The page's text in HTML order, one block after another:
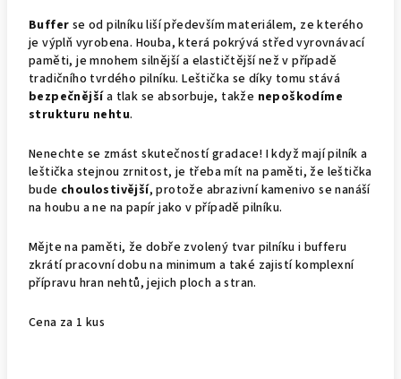
Buffer se od pilníku liší především materiálem, ze kterého
je výplň vyrobena. Houba, která pokrývá střed vyrovnávací
paměti, je mnohem silnější a elastičtější než v případě
tradičního tvrdého pilníku. Leštička se díky tomu stává
bezpečnějšía tlak se absorbuje, takže nepoškodíme
strukturu nehtu.
Nenechte se zmást skutečností gradace! I když mají pilník a
leštička stejnou zrnitost, je třeba mít na paměti, že leštička
bude choulostivější, protože abrazivní kamenivo se nanáší
na houbu a ne na papír jako v případě pilníku.
Mějte na paměti, že dobře zvolený tvar pilníku i bufferu
zkrátí pracovní dobu na minimum a také zajistí komplexní
přípravu hran nehtů, jejich ploch a stran.
Cena za 1 kus